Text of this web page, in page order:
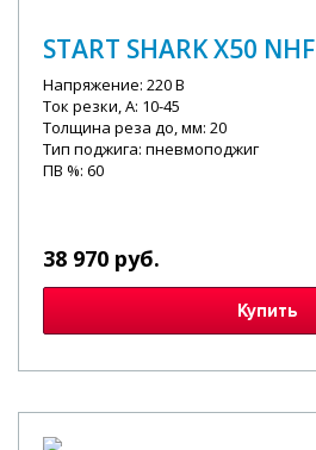
START SHARK X50 NHF
Напряжение: 220 В
Ток резки, А: 10-45
Толщина реза до, мм: 20
Тип поджига: пневмоподжиг
ПВ %: 60
38 970 руб.
Купить